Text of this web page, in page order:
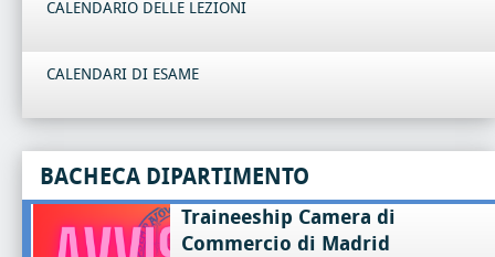
CALENDARIO DELLE LEZIONI
CALENDARI DI ESAME
BACHECA DIPARTIMENTO
Traineeship Camera di
Commercio di Madrid